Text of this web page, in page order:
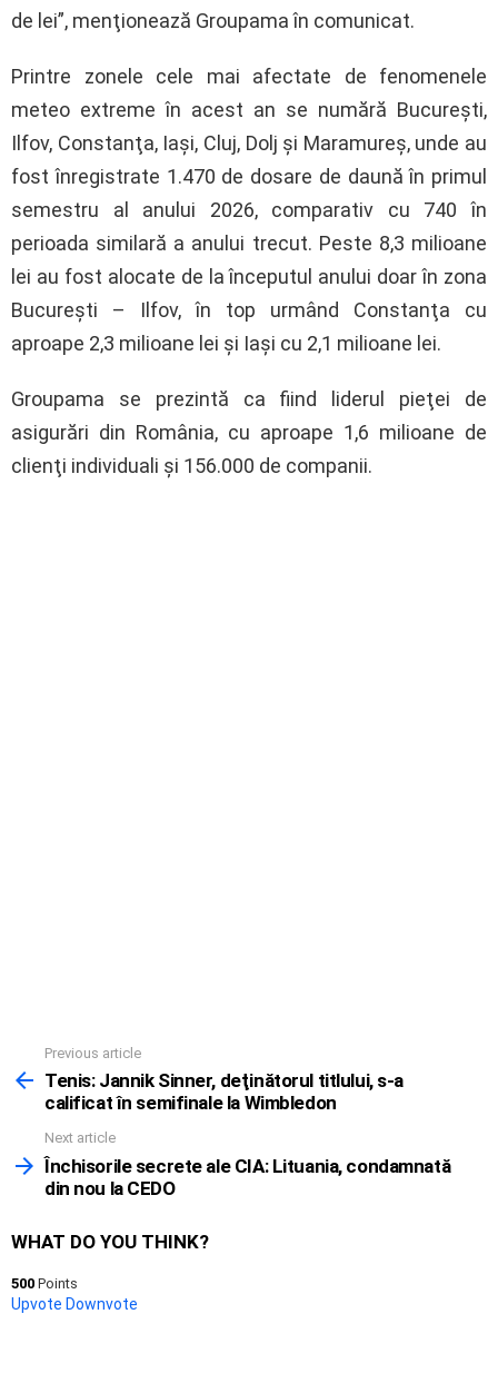
de lei”, menţionează Groupama în comunicat.
Printre zonele cele mai afectate de fenomenele
meteo extreme în acest an se numără Bucureşti,
Ilfov, Constanţa, Iaşi, Cluj, Dolj şi Maramureş, unde au
fost înregistrate 1.470 de dosare de daună în primul
semestru al anului 2026, comparativ cu 740 în
perioada similară a anului trecut. Peste 8,3 milioane
lei au fost alocate de la începutul anului doar în zona
Bucureşti – Ilfov, în top urmând Constanţa cu
aproape 2,3 milioane lei şi Iaşi cu 2,1 milioane lei.
Groupama se prezintă ca fiind liderul pieţei de
asigurări din România, cu aproape 1,6 milioane de
clienţi individuali şi 156.000 de companii.
more
Previous article
Tenis: Jannik Sinner, deţinătorul titlului, s-a
calificat în semifinale la Wimbledon
Next article
Închisorile secrete ale CIA: Lituania, condamnată
din nou la CEDO
WHAT DO YOU THINK?
500 Points
Upvote Downvote